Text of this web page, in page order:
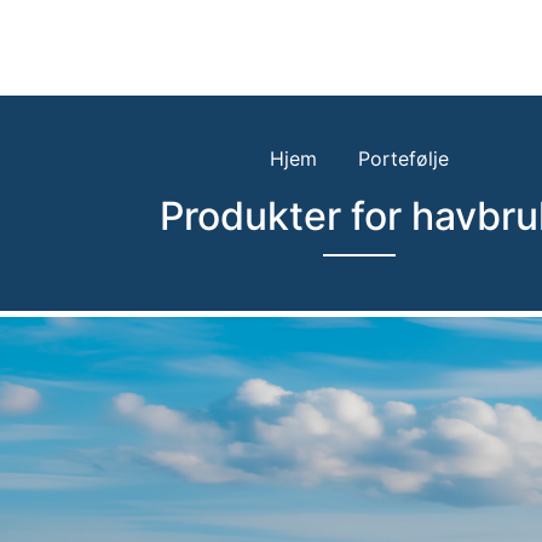
Hjem Portefølje
Produkter for